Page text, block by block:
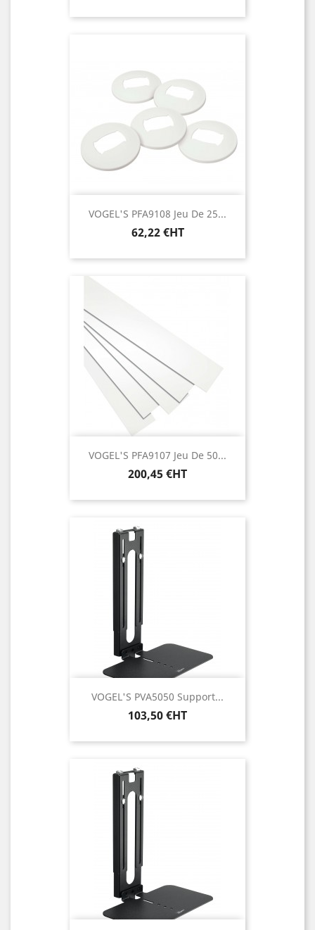
VOGEL'S PFA9108 Jeu De 25...
Prix
62,22 €HT
VOGEL'S PFA9107 Jeu De 50...
Prix
200,45 €HT
VOGEL'S PVA5050 Support...
Prix
103,50 €HT